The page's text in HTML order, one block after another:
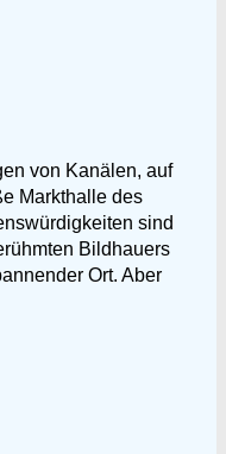
von Kanälen, auf
Markthalle des
sind
Bildhauers
Ort. Aber